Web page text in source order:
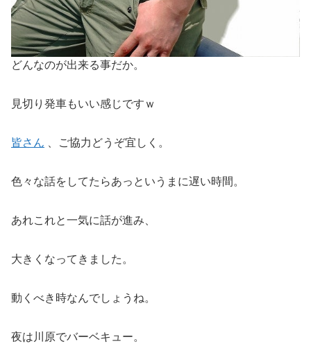
どんなのが出来る事だか。
見切り発車もいい感じですｗ
皆さん 、ご協力どうぞ宜しく。
色々な話をしてたらあっというまに遅い時間。
あれこれと一気に話が進み、
大きくなってきました。
動くべき時なんでしょうね。
夜は川原でバーベキュー。